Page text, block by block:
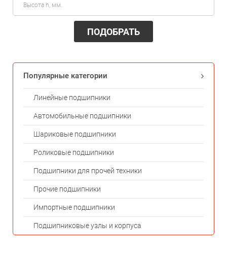
ПОДОБРАТЬ
Популярные категории
Линейные подшипники
Автомобильные подшипники
Шариковые подшипники
Роликовые подшипники
Подшипники для прочей техники
Прочие подшипники
Импортные подшипники
Подшипниковые узлы и корпуса